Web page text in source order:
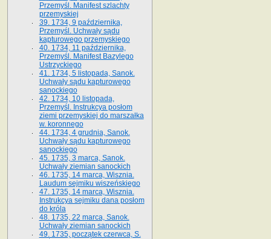
Przemyśl. Manifest szlachty
przemyskiej
39. 1734, 9 października,
Przemyśl. Uchwały sądu
kapturowego przemyskiego
40. 1734, 11 października,
Przemyśl. Manifest Bazylego
Ustrzyckiego
41. 1734, 5 listopada, Sanok.
Uchwały sądu kapturowego
sanockiego
42. 1734, 10 listopada,
Przemyśl. Instrukcya posłom
ziemi przemyskiej do marszałka
w. koronnego
44. 1734, 4 grudnia, Sanok.
Uchwały sądu kapturowego
sanockiego
45. 1735, 3 marca, Sanok.
Uchwały ziemian sanockich
46. 1735, 14 marca, Wisznia.
Laudum sejmiku wiszeńskiego
47. 1735, 14 marca, Wisznia.
Instrukcya sejmiku dana posłom
do króla
48. 1735, 22 marca, Sanok.
Uchwały ziemian sanockich
49. 1735, początek czerwca, S.